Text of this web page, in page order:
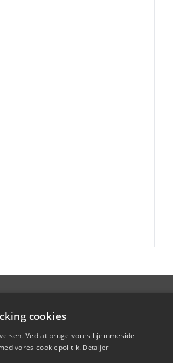
cookies
Ved at bruge vores hjemmeside
vores cookiepolitik. Detaljer